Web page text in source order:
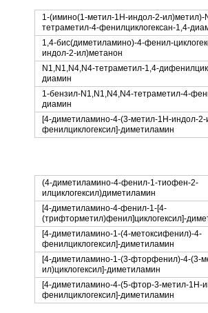
1-(имино(1-метил-1Н-индол-2-ил)метил)-
тетраметил-4-фенилциклогексан-1,4-
1,4-бис(диметиламино)-4-фенил-
индол-2-ил)метанон
N1,N1,N4,N4-тетраметил-1,4-
диамин
1-бензил-N1,N1,N4,N4-тетраметил-4-
диамин
[4-диметиламино-4-(3-метил-1Н-индол-2-
фенилциклогексил]-диметиламин
(4-диметиламино-4-фенил-1-тиофен-2-
илциклогексил)диметиламин
[4-диметиламино-4-фенил-1-[4-
(трифторметил)фенил]циклогексил]-
[4-диметиламино-1-(4-метоксифенил)-4-
фенилциклогексил]-диметиламин
[4-диметиламино-1-(3-фторфенил)-4-(3-
ил)циклогексил]-диметиламин
[4-диметиламино-4-(5-фтор-3-метил-1Н-
фенилциклогексил]-диметиламин